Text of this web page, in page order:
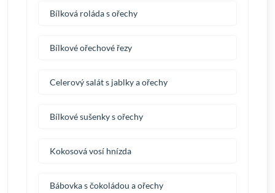
Bílková roláda s ořechy
Bílkové ořechové řezy
Celerový salát s jablky a ořechy
Bílkové sušenky s ořechy
Kokosová vosí hnízda
Bábovka s čokoládou a ořechy